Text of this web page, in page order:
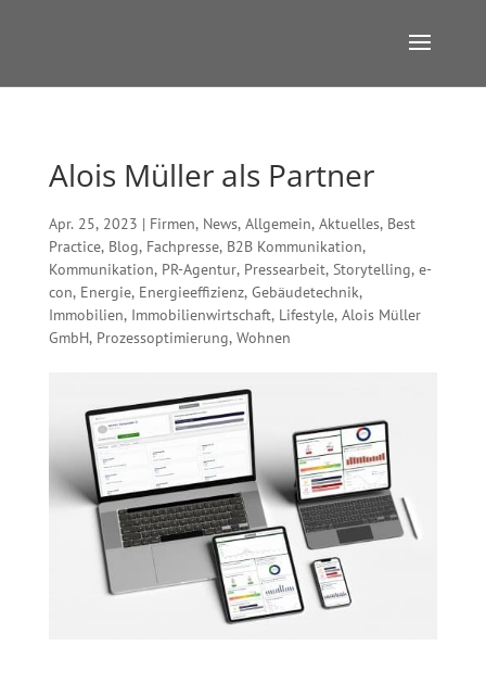
Alois Müller als Partner
Apr. 25, 2023 | Firmen, News, Allgemein, Aktuelles, Best
Practice, Blog, Fachpresse, B2B Kommunikation,
Kommunikation, PR-Agentur, Pressearbeit, Storytelling, e-
con, Energie, Energieeffizienz, Gebäudetechnik,
Immobilien, Immobilienwirtschaft, Lifestyle, Alois Müller
GmbH, Prozessoptimierung, Wohnen